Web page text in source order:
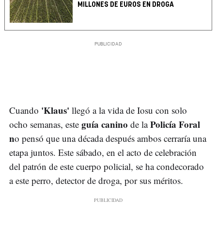
MILLONES DE EUROS EN DROGA
Cuando 'Klaus' llegó a la vida de Iosu con solo
ocho semanas, este guía canino de laPolicía Foral
no pensó que una década después ambos cerraría una
etapa juntos. Este sábado, en el acto de celebración
del patrón de este cuerpo policial, se ha condecorado
a este perro, detector de droga, por sus méritos.